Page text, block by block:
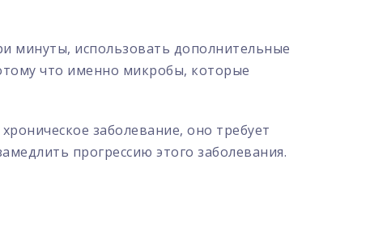
минуты, использовать дополнительные
что именно микробы, которые
заболевание, оно требует
прогрессию этого заболевания.